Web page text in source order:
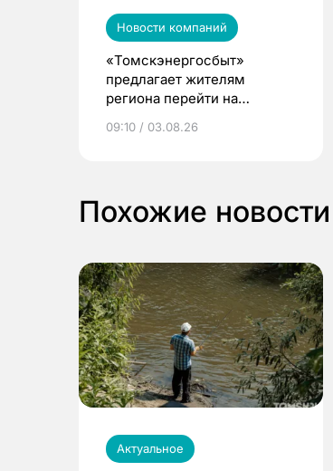
Новости компаний
«Томскэнергосбыт»
предлагает жителям
региона перейти на
выиграть призы
09:10 / 03.08.26
Похожие новости
Актуальное